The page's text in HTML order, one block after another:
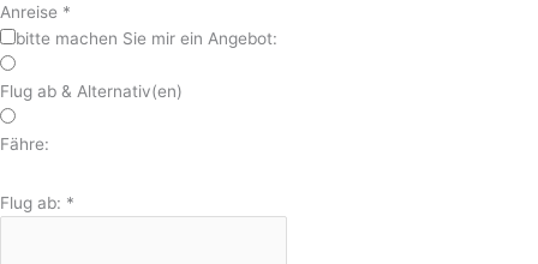
Anreise *
bitte machen Sie mir ein Angebot:
Flug ab & Alternativ(en)
Fähre:
Flug ab: *